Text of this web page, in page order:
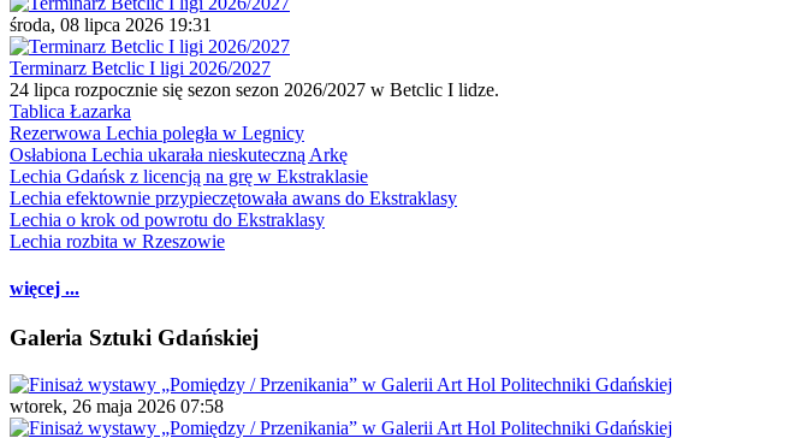
środa, 08 lipca 2026 19:31
Terminarz Betclic I ligi 2026/2027
24 lipca rozpocznie się sezon sezon 2026/2027 w Betclic I lidze.
Tablica Łazarka
Rezerwowa Lechia poległa w Legnicy
Osłabiona Lechia ukarała nieskuteczną Arkę
Lechia Gdańsk z licencją na grę w Ekstraklasie
Lechia efektownie przypieczętowała awans do Ekstraklasy
Lechia o krok od powrotu do Ekstraklasy
Lechia rozbita w Rzeszowie
więcej ...
Galeria Sztuki Gdańskiej
wtorek, 26 maja 2026 07:58